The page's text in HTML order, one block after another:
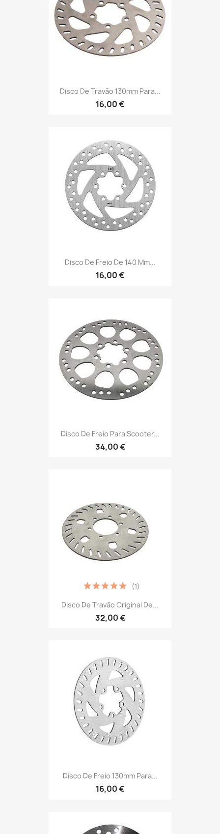
Disco De Travão 130mm Para...
16,00 €
Disco De Freio De 140 Mm...
16,00 €
Disco De Freio Para Scooter...
34,00 €
Disco De Travão Original De...
32,00 €
(1)
Disco De Freio 130mm Para...
16,00 €